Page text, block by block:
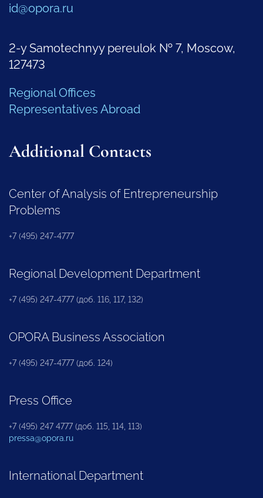
id@opora.ru
2-y Samotechnyy pereulok № 7, Moscow,
127473
Regional Offices
Representatives Abroad
Additional Contacts
Center of Analysis of Entrepreneurship
Problems
+7 (495) 247-4777
Regional Development Department
+7 (495) 247-4777 (доб. 116, 117, 132)
OPORA Business Association
+7 (495) 247-4777 (доб. 124)
Press Office
+7 (495) 247 4777 (доб. 115, 114, 113)
pressa@opora.ru
International Department